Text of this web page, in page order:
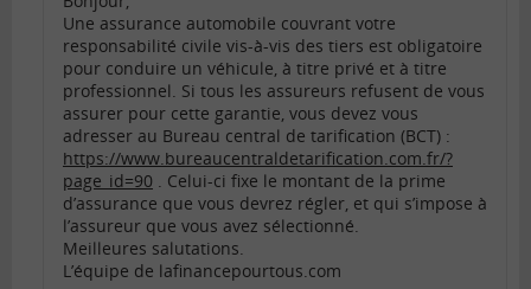
Une assurance automobile couvrant votre
responsabilité civile vis-à-vis des tiers est obligatoire
pour conduire un véhicule, à titre privé et à titre
professionnel. Si tous les assureurs refusent de vous
assurer pour cette garantie, vous devez vous
adresser au Bureau central de tarification (BCT) :
https://www.bureaucentraldetarification.com.fr/?
page_id=90 . Celui-ci fixe le montant de la prime
d’assurance que vous devrez régler, et qui s’impose à
l’assureur que vous avez sélectionné.
Meilleures salutations.
L’équipe de lafinancepourtous.com